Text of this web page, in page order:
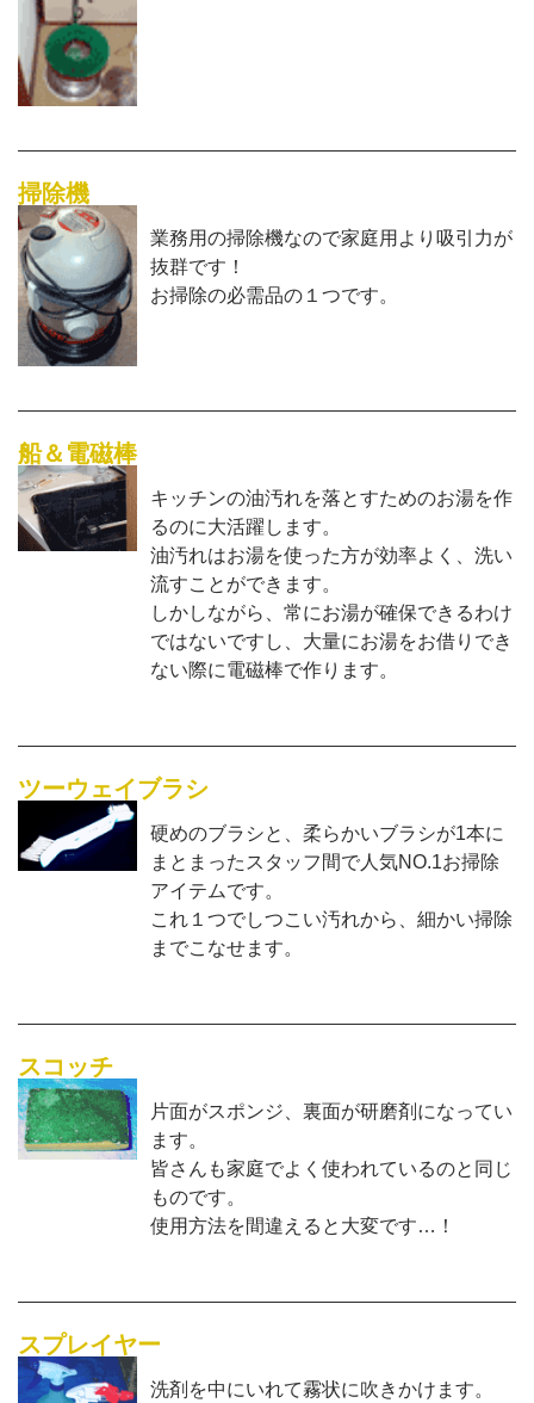
掃除機
業務用の掃除機なので家庭用より吸引力が
抜群です！
お掃除の必需品の１つです。
船＆電磁棒
キッチンの油汚れを落とすためのお湯を作
るのに大活躍します。
油汚れはお湯を使った方が効率よく、洗い
流すことができます。
しかしながら、常にお湯が確保できるわけ
ではないですし、大量にお湯をお借りでき
ない際に電磁棒で作ります。
ツーウェイブラシ
硬めのブラシと、柔らかいブラシが1本に
まとまったスタッフ間で人気NO.1お掃除
アイテムです。
これ１つでしつこい汚れから、細かい掃除
までこなせます。
スコッチ
片面がスポンジ、裏面が研磨剤になってい
ます。
皆さんも家庭でよく使われているのと同じ
ものです。
使用方法を間違えると大変です…！
スプレイヤー
洗剤を中にいれて霧状に吹きかけます。